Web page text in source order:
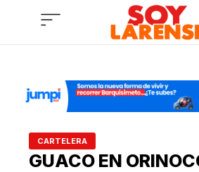
CARTELERA
GUACO EN